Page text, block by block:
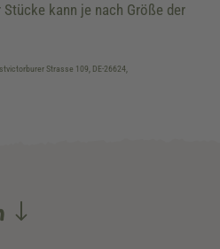
kann je nach Größe der
Strasse 109, DE-26624,